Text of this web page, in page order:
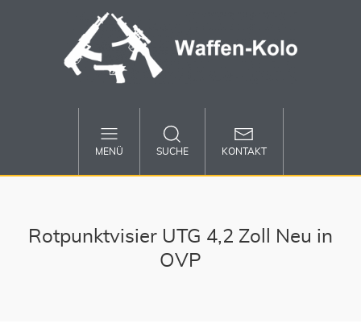
MENÜ SUCHE KONTAKT
Rotpunktvisier UTG 4,2 Zoll Neu in
OVP